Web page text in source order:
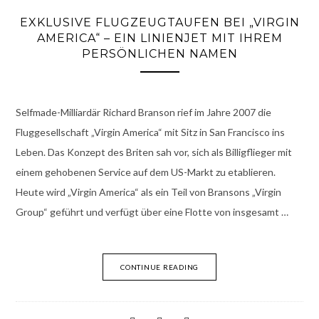
EXKLUSIVE FLUGZEUGTAUFEN BEI „VIRGIN
AMERICA“ – EIN LINIENJET MIT IHREM
PERSÖNLICHEN NAMEN
Selfmade-Milliardär Richard Branson rief im Jahre 2007 die
Fluggesellschaft „Virgin America“ mit Sitz in San Francisco ins
Leben. Das Konzept des Briten sah vor, sich als Billigflieger mit
einem gehobenen Service auf dem US-Markt zu etablieren.
Heute wird „Virgin America“ als ein Teil von Bransons „Virgin
Group“ geführt und verfügt über eine Flotte von insgesamt …
CONTINUE READING